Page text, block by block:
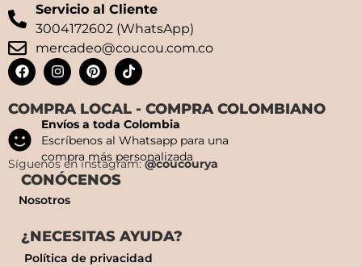
Servicio al Cliente
3004172602 (WhatsApp)
mercadeo@coucou.com.co
COMPRA LOCAL - COMPRA COLOMBIANO
Envíos a toda Colombia
Escríbenos al Whatsapp para una
compra más personalizada
Síguenos en instagram:@coucourya
CONÓCENOS
Nosotros
¿NECESITAS AYUDA?
Política de privacidad